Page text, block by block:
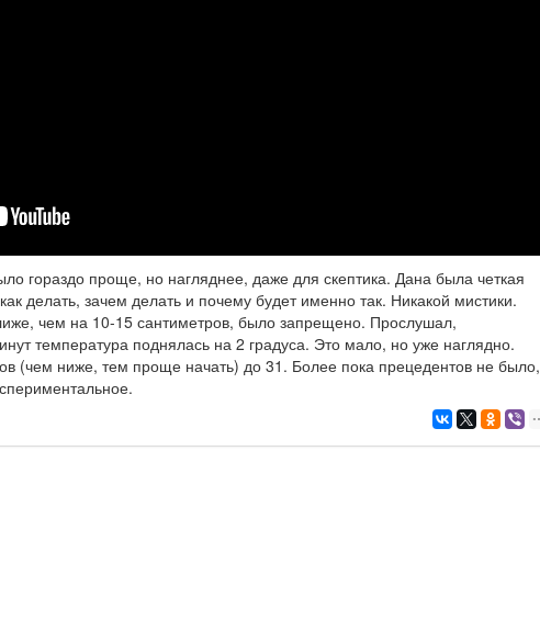
гораздо проще, но нагляднее, даже для скептика. Дана была четкая
делать, зачем делать и почему будет именно так. Никакой мистики.
чем на 10-15 сантиметров, было запрещено. Прослушал,
температура поднялась на 2 градуса. Это мало, но уже наглядно.
(чем ниже, тем проще начать) до 31. Более пока прецедентов не было,